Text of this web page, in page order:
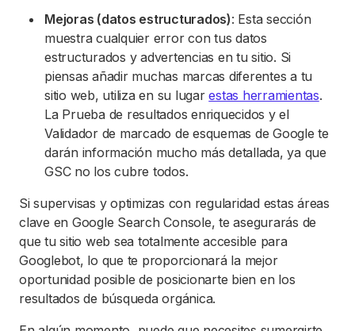
Mejoras (datos estructurados): Esta sección
muestra cualquier error con tus datos
estructurados y advertencias en tu sitio. Si
piensas añadir muchas marcas diferentes a tu
sitio web, utiliza en su lugarestas herramientas.
La Prueba de resultados enriquecidos y el
Validador de marcado de esquemas de Google te
darán información mucho más detallada, ya que
GSC no los cubre todos.
Si supervisas y optimizas con regularidad estas áreas
clave en Google Search Console, te asegurarás de
que tu sitio web sea totalmente accesible para
Googlebot, lo que te proporcionará la mejor
oportunidad posible de posicionarte bien en los
resultados de búsqueda orgánica.